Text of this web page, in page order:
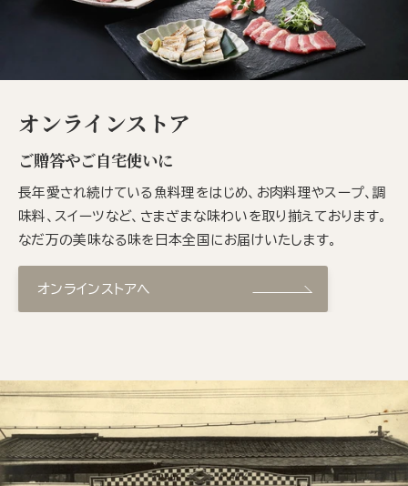
オンラインストア
ご贈答やご自宅使いに
長年愛され続けている魚料理をはじめ、お肉料理やスープ、調
味料、スイーツなど、さまざまな味わいを取り揃えております。
なだ万の美味なる味を日本全国にお届けいたします。
オンラインストアへ